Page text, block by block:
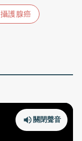
攝護腺癌
關閉聲音